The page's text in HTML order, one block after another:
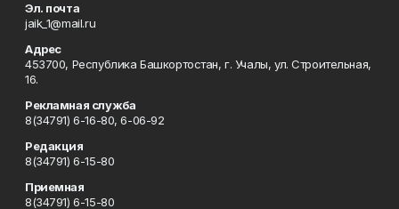
Эл. почта
jaik_1@mail.ru
Адрес
453700, Республика Башкортостан, г. Учалы, ул. Строительная,
16.
Рекламная служба
8(34791) 6-16-80, 6-06-92
Редакция
8(34791) 6-15-80
Приемная
8(34791) 6-15-80